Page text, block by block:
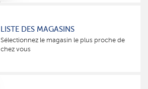
LISTE DES MAGASINS
Sélectionnez le magasin le plus proche de
chez vous